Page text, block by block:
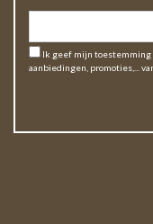
Ik geef mijn toestemming
aanbiedingen, promoties,...